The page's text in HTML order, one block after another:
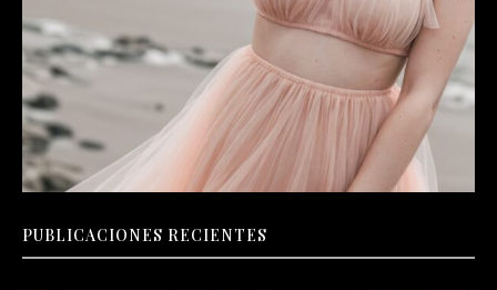
PUBLICACIONES RECIENTES